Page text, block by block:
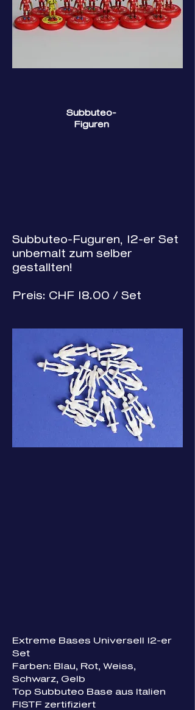
Subbuteo-
Figuren
Subbuteo-Fuguren, 12-er Set
unbemalt zum selber
gestallten!
Preis: CHF 18.00 / Set
Extreme Bases Universell 12-er
Set
Farben: Blau, Rot, Weiss,
Schwarz, Gelb
Top Subbuteo Base aus Italien
FISTF zertifiziert